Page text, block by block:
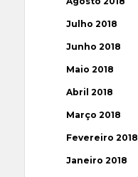
Julho 2018
Junho 2018
Maio 2018
Abril 2018
Março 2018
Fevereiro 2018
Janeiro 2018